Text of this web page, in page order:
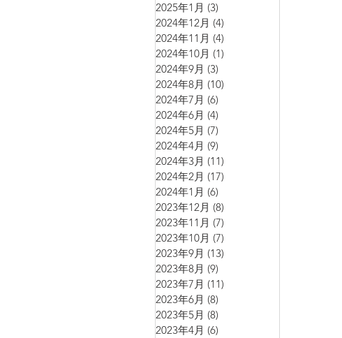
2025年1月 (3)
2024年12月 (4)
2024年11月 (4)
2024年10月 (1)
2024年9月 (3)
2024年8月 (10)
2024年7月 (6)
2024年6月 (4)
2024年5月 (7)
2024年4月 (9)
2024年3月 (11)
2024年2月 (17)
2024年1月 (6)
2023年12月 (8)
2023年11月 (7)
2023年10月 (7)
2023年9月 (13)
2023年8月 (9)
2023年7月 (11)
2023年6月 (8)
2023年5月 (8)
2023年4月 (6)